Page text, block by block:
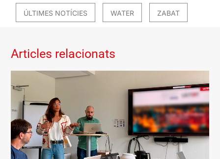
ÚLTIMES NOTÍCIES WATER ZABAT
Articles relacionats